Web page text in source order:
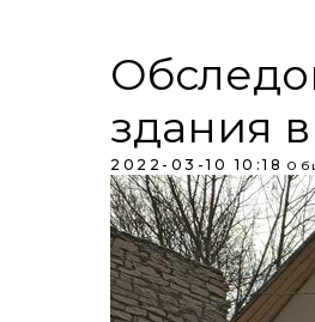
здания
2022-03-10 10:18